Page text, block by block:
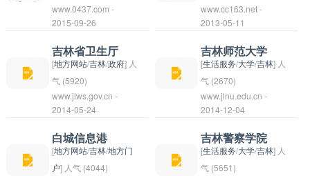
文法等多个学科门类，
拥有一支优秀的教师队
伍和完善的教学设施。
长春工程学院致力于培
养高素质的工程技术人
才，为地方经济社会发
展做出贡献。
理、文、管、艺等学科
的综合性普通本科院
校。学校成立于1967
年，历史悠久，办学实
力雄厚。长春师范学院
注重教育教学质量，致
力于培养拔尖人才，为
社会和经济发展做出贡
献。 长春师范学院拥有
一支高水平的教师团
辽源信息港是位于中国
吉林省辽源市的一个综
合性网络信息服务平
台。该信息港提供包括
新闻资讯、网上购物、
生活服务、社区互动等
在内的多种功能，为当
地居民和企业提供便捷
的在线信息服务。辽源
信息港旨在促进信息共
www.0437.com -
2015-09-26
www.cc163.net -
2013-05-11
吉林省卫生厅
[地方网站/吉林/政府] 人
气 (5920)
www.jlws.gov.cn -
2014-05-24
吉林师范大学
[生活服务/大学/吉林] 人
气 (2670)
吉林师范大学（Jilin
Normal University），
简称“吉师大”，是中华
人民共和国教育部和吉
林省人民政府共建的省
www.jlnu.edu.cn -
2014-12-04
白城信息港
[地方网站/吉林/地方门
户] 人气 (4044)
吉林警察学院
[生活服务/大学/吉林] 人
气 (5651)